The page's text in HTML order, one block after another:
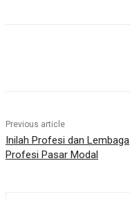
Previous article
Inilah Profesi dan Lembaga
Profesi Pasar Modal